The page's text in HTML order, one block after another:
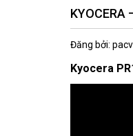
KYOCERA
Đăng bởi:
Kyocera